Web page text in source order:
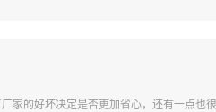
家的好坏决定是否更加省心，还有一点也